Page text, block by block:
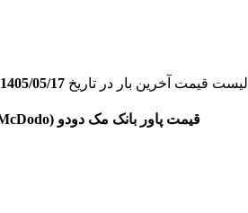
لیست قیمت آخرین بار در تاریخ1405/05/17 09:11
قیمت پاور بانک مک دودو (McDodo) امروز 16 مرداد 1405